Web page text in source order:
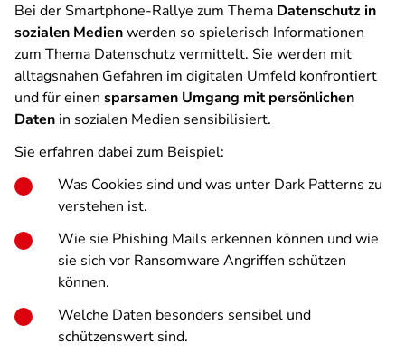
Bei der Smartphone-Rallye zum Thema Datenschutz in
sozialen Medienwerden so spielerisch Informationen
zum Thema Datenschutz vermittelt. Sie werden mit
alltagsnahen Gefahren im digitalen Umfeld konfrontiert
und für einen sparsamen Umgang mit persönlichen
Daten in sozialen Medien sensibilisiert.
Sie erfahren dabei zum Beispiel:
Was Cookies sind und was unter Dark Patterns zu
verstehen ist.
Wie sie Phishing Mails erkennen können und wie
sie sich vor Ransomware Angriffen schützen
können.
Welche Daten besonders sensibel und
schützenswert sind.